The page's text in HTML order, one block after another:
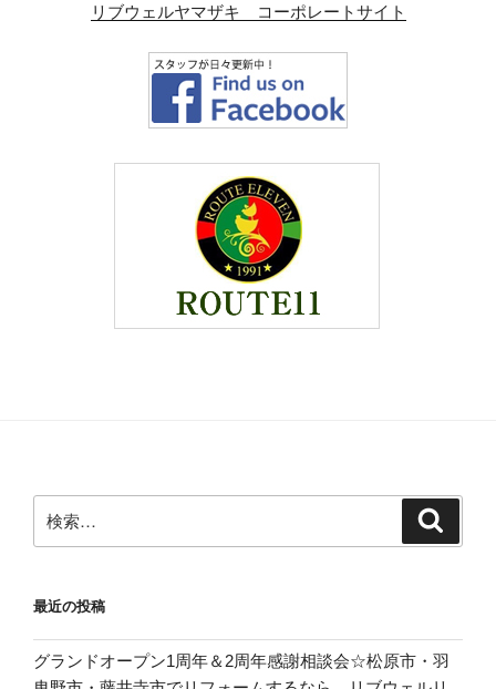
リブウェルヤマザキ コーポレートサイト
索:
最近の投稿
グランドオープン1周年＆2周年感謝相談会☆松原市・羽